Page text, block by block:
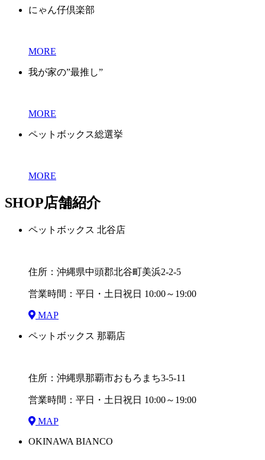
にゃん仔倶楽部
MORE
我が家の”最推し”
MORE
ペットボックス総選挙
MORE
SHOP店舗紹介
ペットボックス 北谷店
住所：沖縄県中頭郡北谷町美浜2-2-5
営業時間：平日・土日祝日 10:00～19:00
MAP
ペットボックス 那覇店
住所：沖縄県那覇市おもろまち3-5-11
営業時間：平日・土日祝日 10:00～19:00
MAP
OKINAWA BIANCO